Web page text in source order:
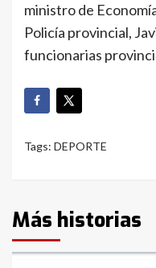
ministro de
Policía provincial,
funcionarias
Tags: DEPORTE
Más historias